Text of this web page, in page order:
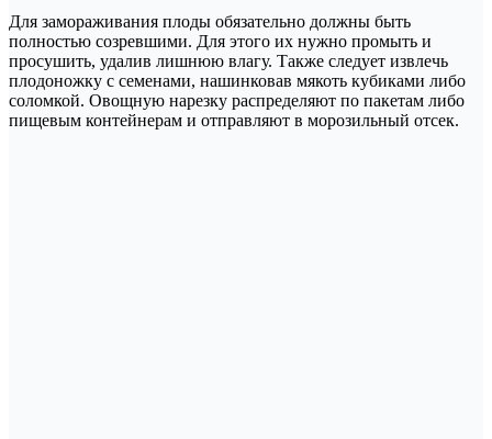
Для замораживания плоды обязательно должны быть
полностью созревшими. Для этого их нужно промыть и
просушить, удалив лишнюю влагу. Также следует извлечь
плодоножку с семенами, нашинковав мякоть кубиками либо
соломкой. Овощную нарезку распределяют по пакетам либо
пищевым контейнерам и отправляют в морозильный отсек.